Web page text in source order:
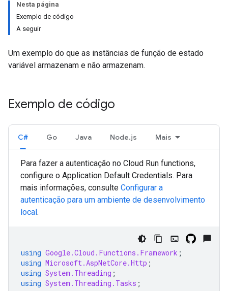
Nesta página
Exemplo de código
A seguir
Um exemplo do que as instâncias de função de estado
variável armazenam e não armazenam.
Exemplo de código
C# Go Java Node.js Mais
Para fazer a autenticação no Cloud Run functions,
configure o Application Default Credentials. Para
mais informações, consulte Configurar a
autenticação para um ambiente de desenvolvimento
local.
using Google.Cloud.Functions.Framework ;
using Microsoft.AspNetCore.Http ;
using System.Threading ;
using System.Threading.Tasks ;